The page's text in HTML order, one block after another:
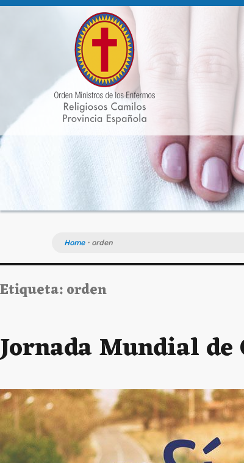
Home· orden
Etiqueta:orden
Jornada Mundial de